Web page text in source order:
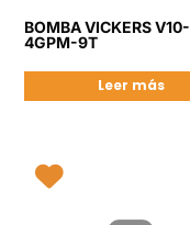
BOMBA VICKERS V10-
4GPM-9T
Leer más